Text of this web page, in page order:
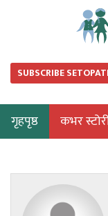
SUBSCRIBE SETOPATI
गृहपृष्ठ कभर